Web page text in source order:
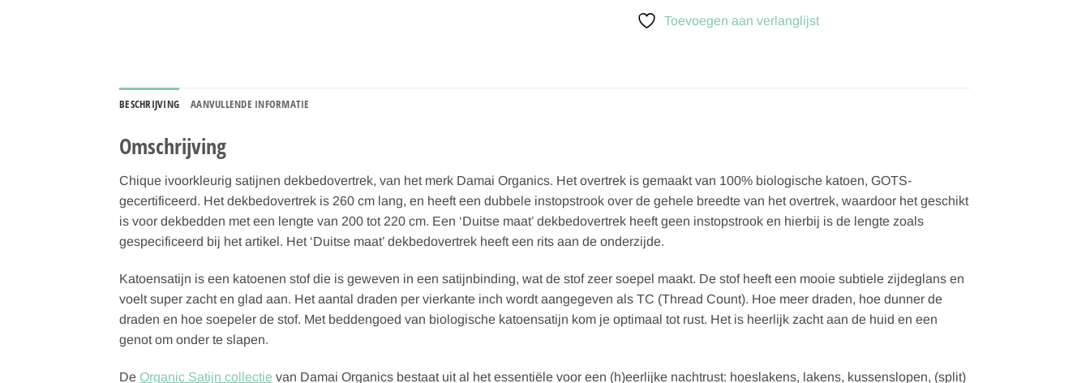
Toevoegen aan verlanglijst
BESCHRIJVING AANVULLENDE INFORMATIE
Omschrijving
Chique ivoorkleurig satijnen dekbedovertrek, van het merk Damai Organics. Het overtrek is gemaakt van 100% biologische katoen, GOTS-
gecertificeerd. Het dekbedovertrek is 260 cm lang, en heeft een dubbele instopstrook over de gehele breedte van het overtrek, waardoor het geschikt
is voor dekbedden met een lengte van 200 tot 220 cm. Een ‘Duitse maat’ dekbedovertrek heeft geen instopstrook en hierbij is de lengte zoals
gespecificeerd bij het artikel. Het ‘Duitse maat’ dekbedovertrek heeft een rits aan de onderzijde.
Katoensatijn is een katoenen stof die is geweven in een satijnbinding, wat de stof zeer soepel maakt. De stof heeft een mooie subtiele zijdeglans en
voelt super zacht en glad aan. Het aantal draden per vierkante inch wordt aangegeven als TC (Thread Count). Hoe meer draden, hoe dunner de
draden en hoe soepeler de stof. Met beddengoed van biologische katoensatijn kom je optimaal tot rust. Het is heerlijk zacht aan de huid en een
genot om onder te slapen.
De Organic Satijn collectie van Damai Organics bestaat uit al het essentiële voor een (h)eerlijke nachtrust: hoeslakens, lakens, kussenslopen, (split)